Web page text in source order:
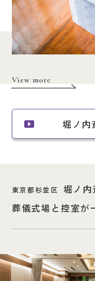
View more
堀ノ内
東京都杉並区
堀ノ内
葬儀式場と控室が